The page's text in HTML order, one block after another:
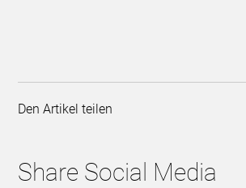
Den Artikel teilen
Share Social Media